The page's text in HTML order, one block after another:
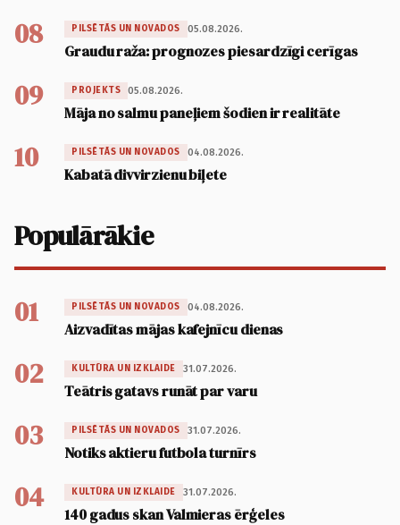
08 PILSĒTĀS UN NOVADOS 05.08.2026.
Graudu raža: prognozes piesardzīgi cerīgas
09 PROJEKTS 05.08.2026.
Māja no salmu paneļiem šodien ir realitāte
10 PILSĒTĀS UN NOVADOS 04.08.2026.
Kabatā divvirzienu biļete
Populārākie
01 PILSĒTĀS UN NOVADOS 04.08.2026.
Aizvadītas mājas kafejnīcu dienas
02 KULTŪRA UN IZKLAIDE 31.07.2026.
Teātris gatavs runāt par varu
03 PILSĒTĀS UN NOVADOS 31.07.2026.
Notiks aktieru futbola turnīrs
04 KULTŪRA UN IZKLAIDE 31.07.2026.
140 gadus skan Valmieras ērģeles